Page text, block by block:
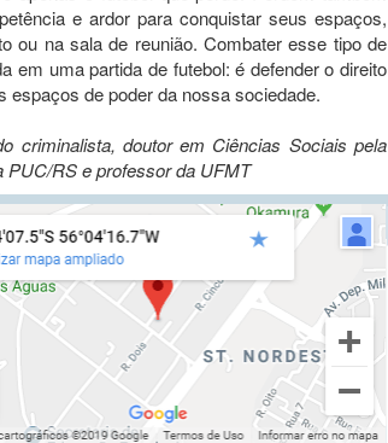
e ardor para conquistar seus espaços,
ou na sala de reunião. Combater esse tipo de
em uma partida de futebol: é defender o direito
espaços de poder da nossa sociedade.
criminalista, doutor em Ciências Sociais pela
PUC/RS e professor da UFMT